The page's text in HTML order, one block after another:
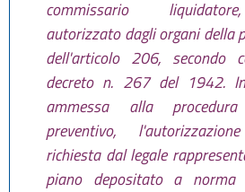
commissario
autorizzato dagli organi della
dell'articolo 206, secondo
decreto n. 267 del 1942.
ammessa alla
preventivo,
richiesta dal legale
piano depositato a norma